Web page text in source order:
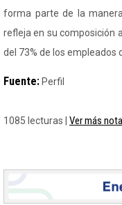
forma parte de la
refleja en su composición
del 73% de los empleados
Fuente: Perfil
1085 lecturas | Ver más